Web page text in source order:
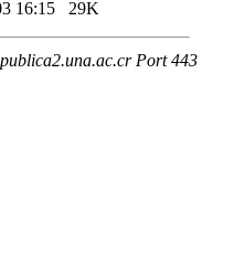
16:15 29K
Port 443